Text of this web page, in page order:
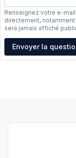
Renseignez votre e-
directement,
sera jamais affiché
Adresse e-mail
Envoyer la